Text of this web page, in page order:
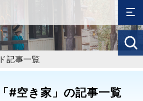
記事一覧
#空き家」の記事一覧